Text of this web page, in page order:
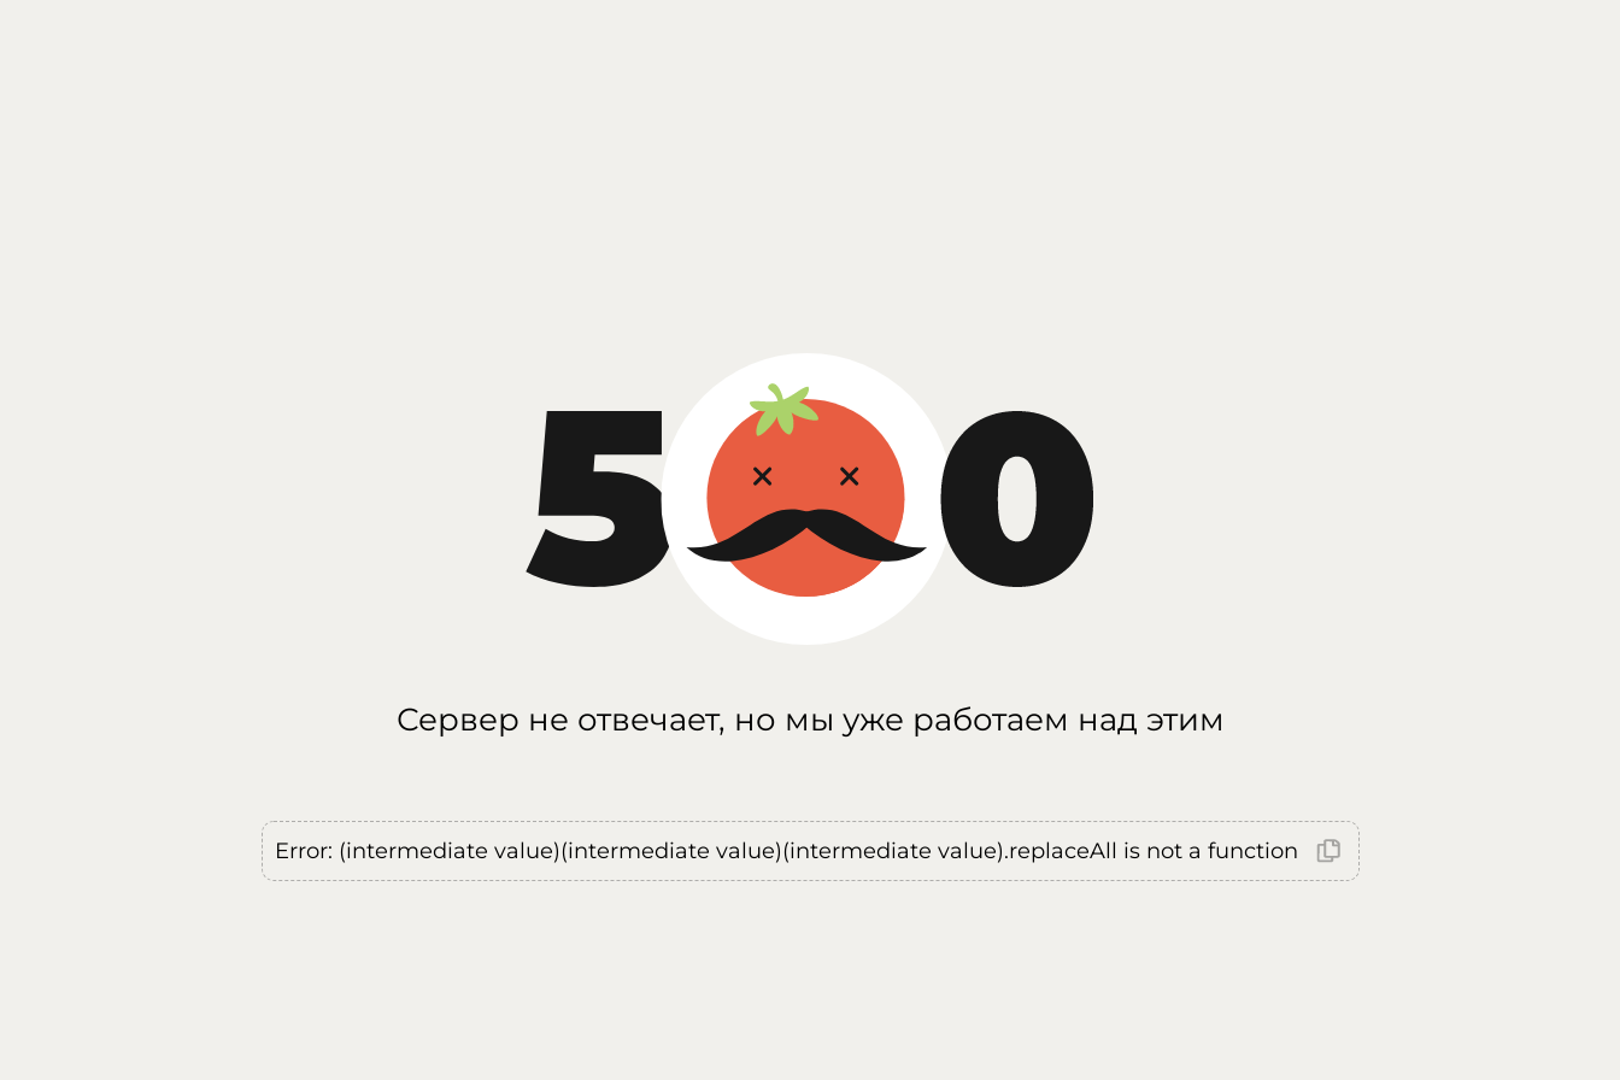
Сервер не отвечает, но мы уже работаем над этим
Error: (intermediate value)(intermediate value)(intermediate value).replaceAll is not a function